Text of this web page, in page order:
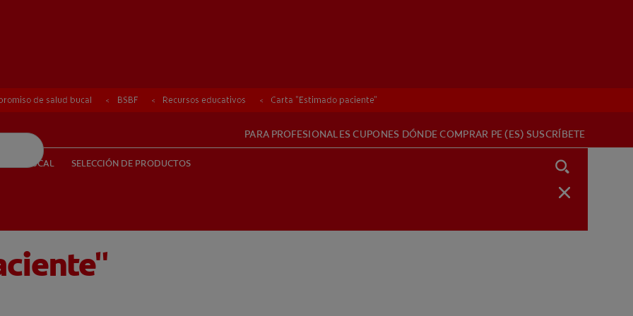
BUCAL
PE (ES) SUSCRÍBETE
PARA PROFESIONALESCUPONES DÓNDE COMPRAR PE (ES) SUSCRÍBETE
BUCAL SELECCIÓN DE PRODUCTOS
de salud bucal BSBF Recursos educativos Carta "Estimado paciente"
de salud bucal BSBF Recursos educativos Carta "Estimado paciente"